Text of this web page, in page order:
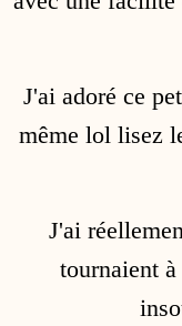
J'ai adoré ce
même lol lisez
J'ai
tournaient